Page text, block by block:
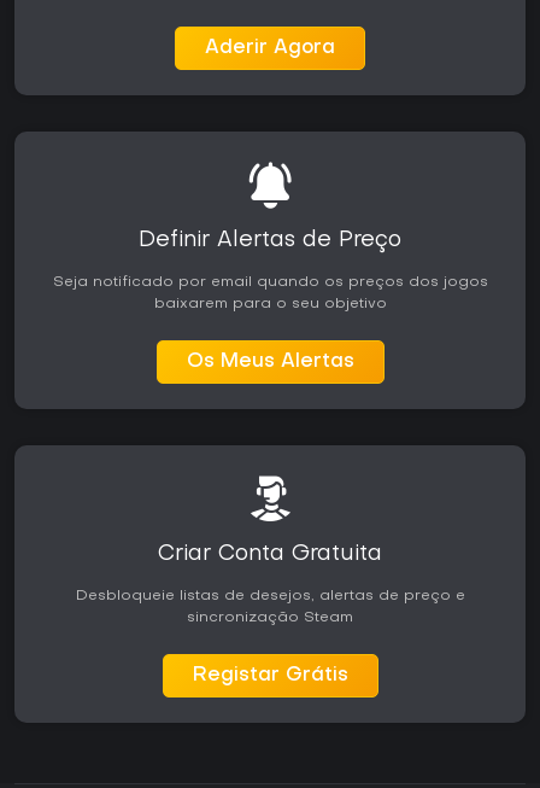
Aderir Agora
Definir Alertas de Preço
Seja notificado por email quando os preços dos jogos
baixarem para o seu objetivo
Os Meus Alertas
Criar Conta Gratuita
Desbloqueie listas de desejos, alertas de preço e
sincronização Steam
Registar Grátis